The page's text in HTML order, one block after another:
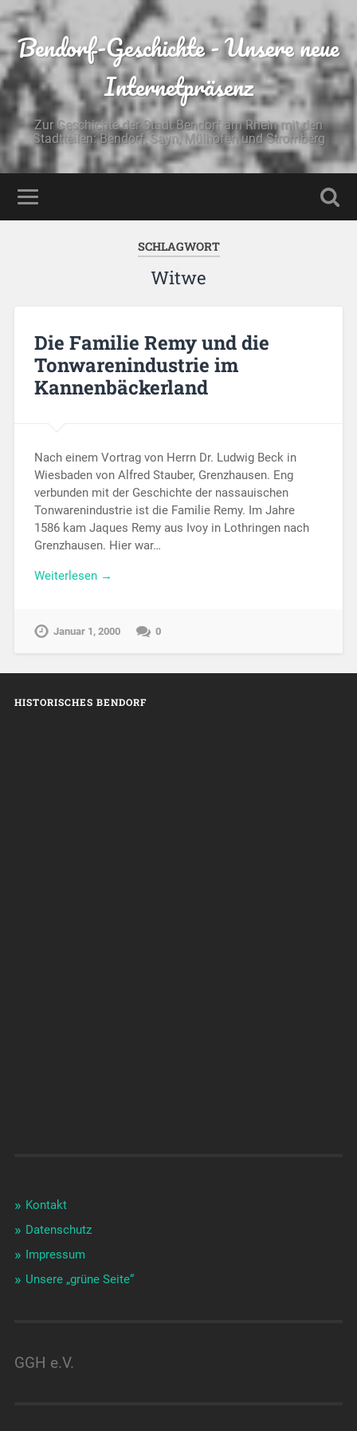
Bendorf-Geschichte - Unsere neue
Internetpräsenz
Zur Geschichte der Stadt Bendorf am Rhein mit den
Stadtteilen: Bendorf, Sayn, Mülhofen und Stromberg
SCHLAGWORT
Witwe
Die Familie Remy und die
Tonwarenindustrie im
Kannenbäckerland
Nach einem Vortrag von Herrn Dr. Ludwig Beck in
Wiesbaden von Alfred Stauber, Grenzhausen. Eng
verbunden mit der Geschichte der nassauischen
Tonwarenindustrie ist die Familie Remy. Im Jahre
1586 kam Jaques Remy aus Ivoy in Lothringen nach
Grenzhausen. Hier war…
Weiterlesen →
Januar 1, 2000 0
HISTORISCHES BENDORF
Kontakt
Datenschutz
Impressum
Unsere „grüne Seite“
GGH e.V.